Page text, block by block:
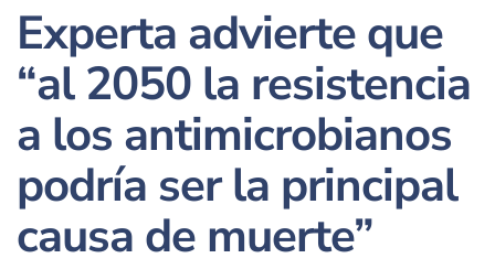
Experta advierte que
“al 2050 la resistencia
a los antimicrobianos
podría ser la principal
causa de muerte”